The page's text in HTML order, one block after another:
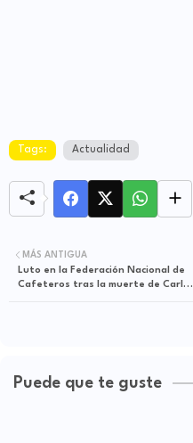
Tags: Actualidad
MÁS ANTIGUA
Luto en la Federación Nacional de
Cafeteros tras la muerte de Carlos
Puede que te guste